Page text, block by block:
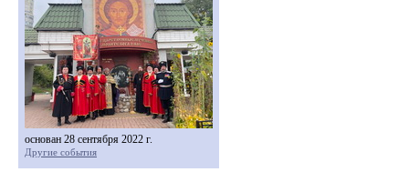
основан 28 сентября 2022 г.
Другие события